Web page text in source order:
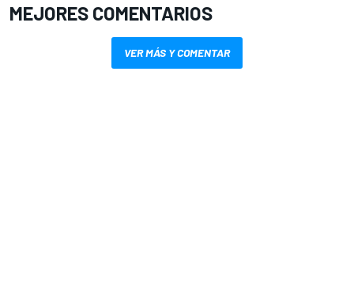
MEJORES COMENTARIOS
VER MÁS Y COMENTAR